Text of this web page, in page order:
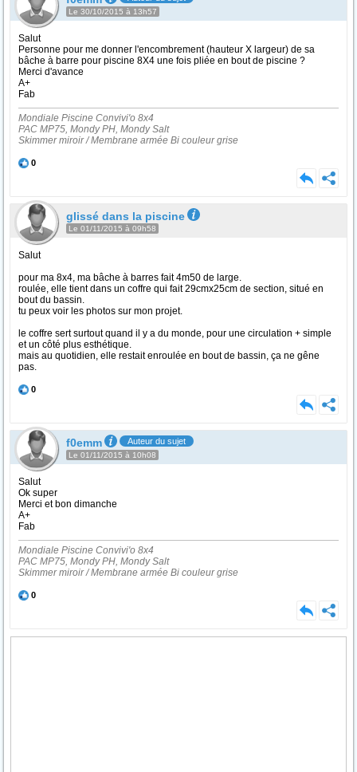
Le 30/10/2015 à 13h57
Salut
Personne pour me donner l'encombrement (hauteur X largeur) de sa
bâche à barre pour piscine 8X4 une fois pliée en bout de piscine ?
Merci d'avance
A+
Fab
Mondiale Piscine Convivi'o 8x4
PAC MP75, Mondy PH, Mondy Salt
Skimmer miroir / Membrane armée Bi couleur grise
0
glissé dans la piscine
Le 01/11/2015 à 09h58
Salut
pour ma 8x4, ma bâche à barres fait 4m50 de large.
roulée, elle tient dans un coffre qui fait 29cmx25cm de section, situé en
bout du bassin.
tu peux voir les photos sur mon projet.
le coffre sert surtout quand il y a du monde, pour une circulation + simple
et un côté plus esthétique.
mais au quotidien, elle restait enroulée en bout de bassin, ça ne gêne
pas.
0
f0emm Auteur du sujet
Le 01/11/2015 à 10h08
Salut
Ok super
Merci et bon dimanche
A+
Fab
Mondiale Piscine Convivi'o 8x4
PAC MP75, Mondy PH, Mondy Salt
Skimmer miroir / Membrane armée Bi couleur grise
0